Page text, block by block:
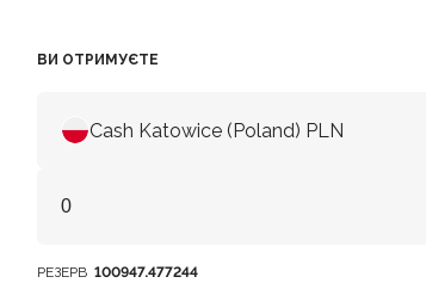
ВИ ОТРИМУЄТЕ
Cash Katowice (Poland) PLN
РЕЗЕРВ 100947.477244